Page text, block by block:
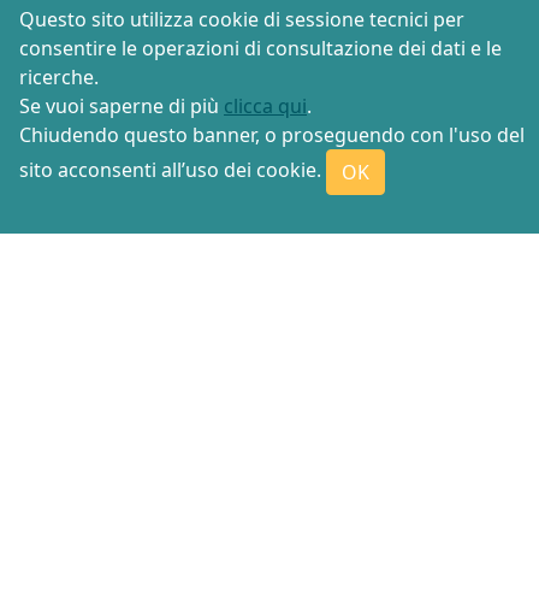
1 2 3 4 5 6 7 8 9 10 11 12
14
25
Questo sito utilizza cookie di sessione tecnici per
consentire le operazioni di consultazione dei dati e le
ricerche.
Se vuoi saperne di più clicca qui.
Chiudendo questo banner, o proseguendo con l'uso del
sito acconsenti all’uso dei cookie.
OK